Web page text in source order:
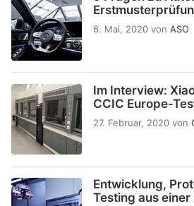
6. Mai, 2020 von ASO
Im Interview:
CCIC Europe-
27. Februar, 2020 von
Entwicklung,
Testing aus einer